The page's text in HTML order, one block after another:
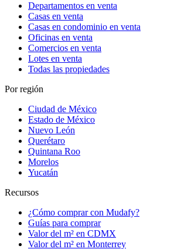
Departamentos en venta
Casas en venta
Casas en condominio en venta
Oficinas en venta
Comercios en venta
Lotes en venta
Todas las propiedades
Por región
Ciudad de México
Estado de México
Nuevo León
Querétaro
Quintana Roo
Morelos
Yucatán
Recursos
¿Cómo comprar con Mudafy?
Guías para comprar
Valor del m² en CDMX
Valor del m² en Monterrey